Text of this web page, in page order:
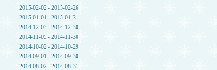
2015-02-02 - 2015-02-26
2015-01-01 - 2015-01-31
2014-12-03 - 2014-12-30
2014-11-05 - 2014-11-30
2014-10-02 - 2014-10-29
2014-09-01 - 2014-09-30
2014-08-02 - 2014-08-31